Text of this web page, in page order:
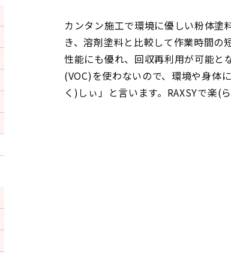
カンタン施工で環境に優しい粉体
き、溶剤塗料と比較して作業時間の
性能にも優れ、回収再利用が可能と
(VOC)を使わないので、環境や身体
く)しぃ」と言います。RAXSYで楽(